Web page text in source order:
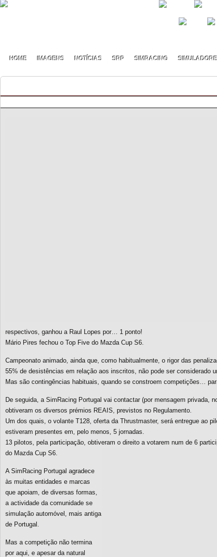
HOME IMAGENS NOTÍCIAS SRP SIMRACING
respectivos, ganhou a Raul Lopes por… 1 ponto!
Mário Pires fechou o Top Five do Mazda Cup S6.
Campeonato animado, ainda que, como habitualmente, o rigor das
55% de desistências em relação aos inscritos, não pode ser considerado
Mas são contingências habituais, quando se constroem competições…
De seguida, a SimRacing Portugal vai contactar (por mensagem privada,
obtiveram os diversos prémios REAIS, previstos no Regulamento.
Um dos quais, o volante T128, oferta da Thrustmaster, será entregue ao
estiveram presentes em, pelo menos, 5 jornadas.
13 pilotos, pela participação, obtiveram o direito a votarem num de 6
do Mazda Cup S6.
A SimRacing Portugal agradece
às muitas entidades e marcas
que apoiam, de diversas formas,
a actividade da comunidade se
simulação automóvel, mais antiga
de Portugal.
Mas a competição não termina
por aqui, e apesar da natural